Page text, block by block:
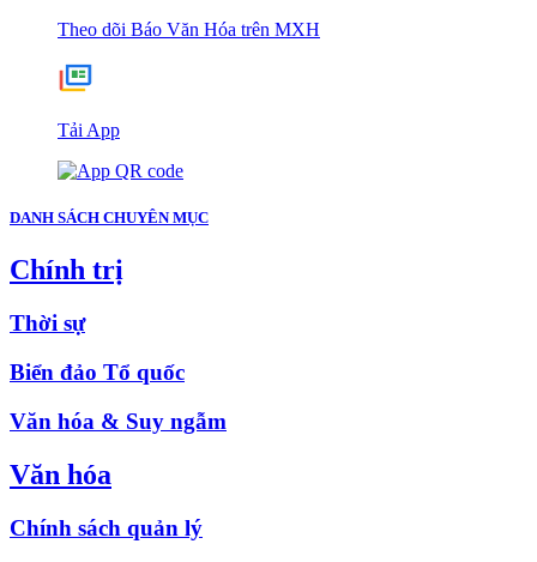
Theo dõi Báo Văn Hóa trên MXH
Tải App
DANH SÁCH CHUYÊN MỤC
Chính trị
Thời sự
Biển đảo Tổ quốc
Văn hóa & Suy ngẫm
Văn hóa
Chính sách quản lý